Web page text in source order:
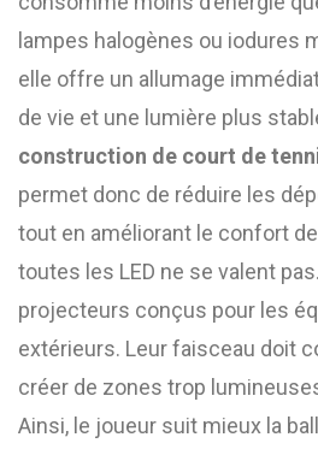
lampes halogènes ou iodures
elle offre un allumage
de vie et une lumière plus
construction de court de
permet donc de réduire les
tout en améliorant le confort
toutes les LED ne se valent
projecteurs conçus pour les
extérieurs. Leur faisceau doit
créer de zones trop
Ainsi, le joueur suit mieux la